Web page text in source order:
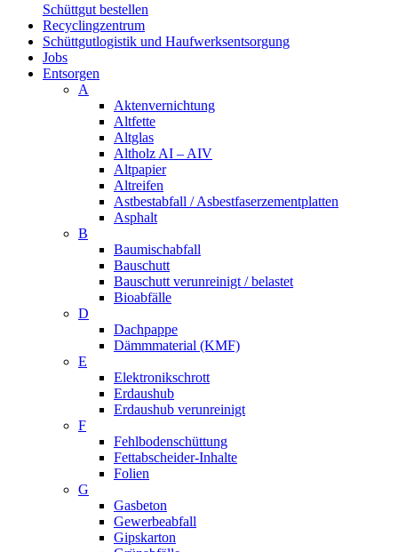
Schüttgut bestellen
Recyclingzentrum
Schüttgutlogistik und Haufwerksentsorgung
Jobs
Entsorgen
A
Aktenvernichtung
Altfette
Altglas
Altholz AI – AIV
Altpapier
Altreifen
Astbestabfall / Asbestfaserzementplatten
Asphalt
B
Baumischabfall
Bauschutt
Bauschutt verunreinigt / belastet
Bioabfälle
D
Dachpappe
Dämmmaterial (KMF)
E
Elektronikschrott
Erdaushub
Erdaushub verunreinigt
F
Fehlbodenschüttung
Fettabscheider-Inhalte
Folien
G
Gasbeton
Gewerbeabfall
Gipskarton